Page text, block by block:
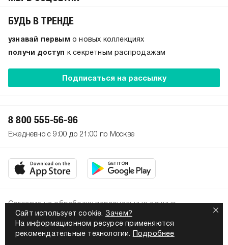
Сайт использует cookie. Зачем?
На информационном ресурсе применяются
рекомендательные технологии.
Подробнее
БУДЬ В ТРЕНДЕ
узнавай первым о новых коллекциях
получи доступ к секретным распродажам
Подписаться на рассылку
8 800 555-56-96
Ежедневно с 9:00 до 21:00 по Москве
2026. Все права защищены
Политика конфиденциальности
Согласие на обработку персональных данных